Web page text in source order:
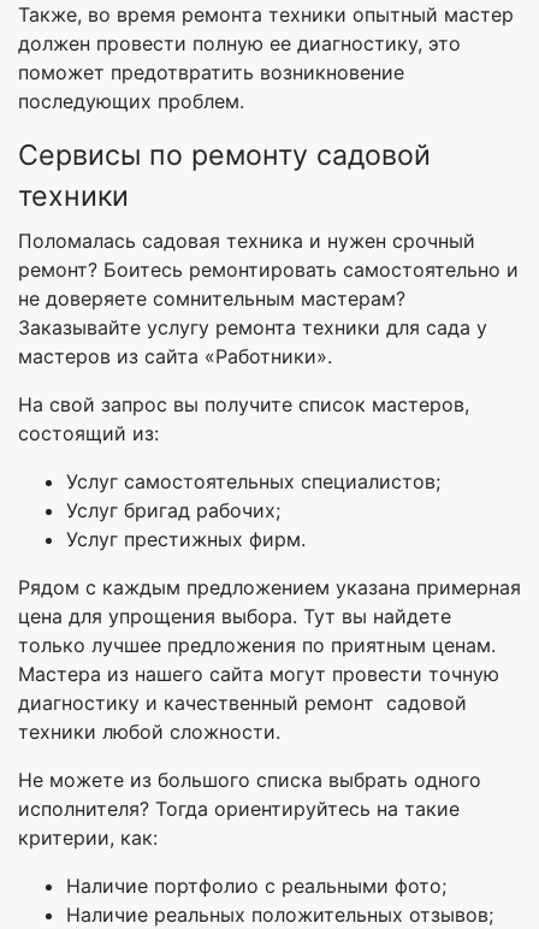
Также, во время ремонта техники опытный мастер
должен провести полную ее диагностику, это
поможет предотвратить возникновение
последующих проблем.
Сервисы по ремонту садовой
техники
Поломалась садовая техника и нужен срочный
ремонт? Боитесь ремонтировать самостоятельно и
не доверяете сомнительным мастерам?
Заказывайте услугу ремонта техники для сада у
мастеров из сайта «Работники».
На свой запрос вы получите список мастеров,
состоящий из:
Услуг самостоятельных специалистов;
Услуг бригад рабочих;
Услуг престижных фирм.
Рядом с каждым предложением указана примерная
цена для упрощения выбора. Тут вы найдете
только лучшее предложения по приятным ценам.
Мастера из нашего сайта могут провести точную
диагностику и качественный ремонт садовой
техники любой сложности.
Не можете из большого списка выбрать одного
исполнителя? Тогда ориентируйтесь на такие
критерии, как:
Наличие портфолио с реальными фото;
Наличие реальных положительных отзывов;